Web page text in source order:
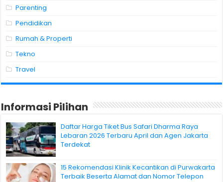
Parenting
Pendidikan
Rumah & Properti
Tekno
Travel
Informasi Pilihan
Daftar Harga Tiket Bus Safari Dharma Raya
Lebaran 2026 Terbaru April dan Agen Jakarta
Terdekat
15 Rekomendasi Klinik Kecantikan di Purwakarta
Terbaik Beserta Alamat dan Nomor Telepon